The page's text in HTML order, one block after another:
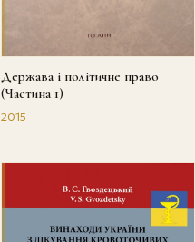
Держава і політичне право
(Частина 1)
2015